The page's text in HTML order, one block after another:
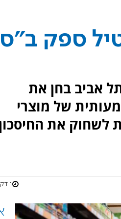
ספק
אביב בחן את
של מוצרי
לשחוק את
1 דקות